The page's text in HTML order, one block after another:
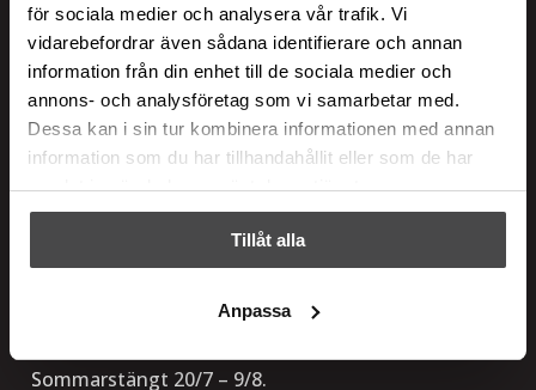
för sociala medier och analysera vår trafik. Vi
vidarebefordrar även sådana identifierare och annan
information från din enhet till de sociala medier och
annons- och analysföretag som vi samarbetar med.
Dessa kan i sin tur kombinera informationen med annan
information som du har tillhandahållit eller som de har
samlat in när du har använt deras tjänster.
Tillåt alla
Anpassa
Integritetspolicy
Kontakt
Telefon:08-544 435 35
Support:08-544 435 34
info@italianbrands.se
Måndag – torsdag 09:00 – 17:00
Sommarstängt 20/7 – 9/8.